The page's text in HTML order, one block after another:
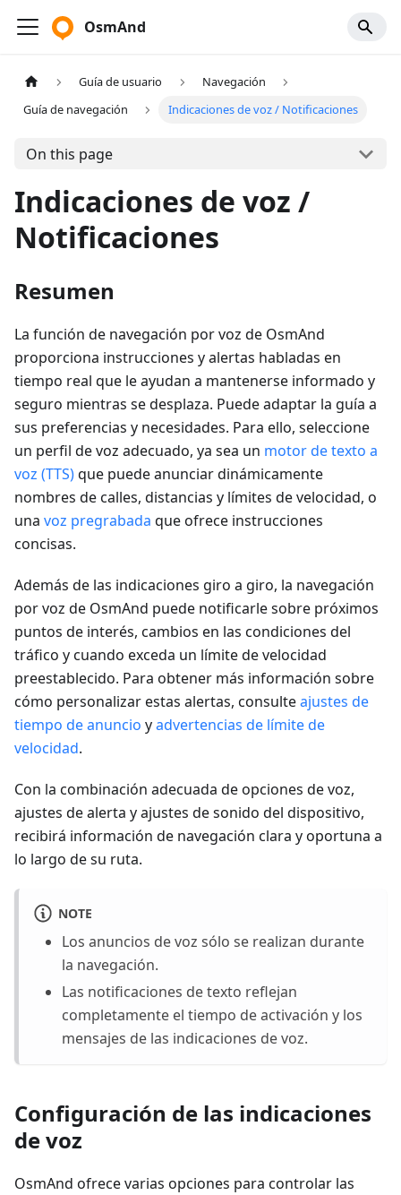
OsmAnd
Guía de usuario
Navegación
Guía de navegación
Indicaciones de voz / Notificaciones
On this page
Indicaciones de voz /
Notificaciones
Resumen
La función de navegación por voz de OsmAnd
proporciona instrucciones y alertas habladas en
tiempo real que le ayudan a mantenerse informado y
seguro mientras se desplaza. Puede adaptar la guía a
sus preferencias y necesidades. Para ello, seleccione
un perfil de voz adecuado, ya sea un motor de texto a
voz (TTS)que puede anunciar dinámicamente
nombres de calles, distancias y límites de velocidad, o
una voz pregrabada que ofrece instrucciones
concisas.
Además de las indicaciones giro a giro, la navegación
por voz de OsmAnd puede notificarle sobre próximos
puntos de interés, cambios en las condiciones del
tráfico y cuando exceda un límite de velocidad
preestablecido. Para obtener más información sobre
cómo personalizar estas alertas, consulteajustes de
tiempo de anuncio yadvertencias de límite de
velocidad.
Con la combinación adecuada de opciones de voz,
ajustes de alerta y ajustes de sonido del dispositivo,
recibirá información de navegación clara y oportuna a
lo largo de su ruta.
NOTE
Los anuncios de voz sólo se realizan durante
la navegación.
Las notificaciones de texto reflejan
completamente el tiempo de activación y los
mensajes de las indicaciones de voz.
Configuración de las indicaciones
de voz
OsmAnd ofrece varias opciones para controlar las